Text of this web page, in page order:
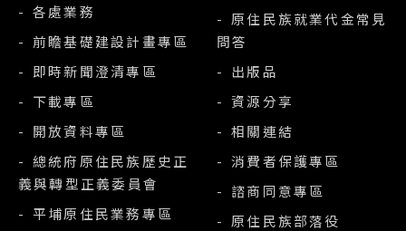
- 各處業務
- 前瞻基礎建設計畫專區
- 即時新聞澄清專區
- 下載專區
- 開放資料專區
- 總統府原住民族歷史正
義與轉型正義委員會
- 平埔原住民業務專區
- 原住民族就業代金常見
問答
- 出版品
- 資源分享
- 相關連結
- 消費者保護專區
- 諮商同意專區
- 原住民族部落役